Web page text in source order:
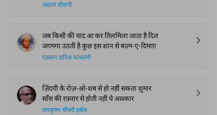
अख़्तर शीरानी
जब किसी की याद आ कर तिलमिला जाता है दिल
जगमगा उठती है कुछ इस शान से बज़्म-ए-दिमाग़
एहसान दानिश कांधलवी
ज़िंदगी के रोज़-ओ-शब से हो नहीं सकता शुमार
साँस की रफ़्तार से होती नहीं ये आश्कार
जयकृष्ण चौधरी हबीब